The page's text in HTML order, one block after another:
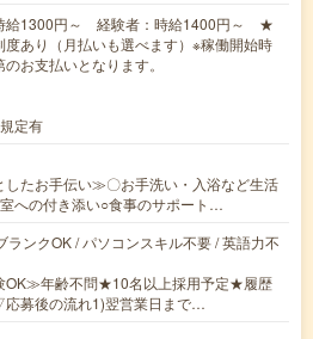
給1300円～ 経験者：時給1400円～ ★
度あり（月払いも選べます）※稼働開始時
お支払いとなります。
定有
たお手伝い≫〇お手洗い・入浴など生活
への付き添い○食事のサポート…
ランクOK / パソコンスキル不要 / 英語力不
OK≫年齢不問★10名以上採用予定★履歴
募後の流れ1)翌営業日まで…